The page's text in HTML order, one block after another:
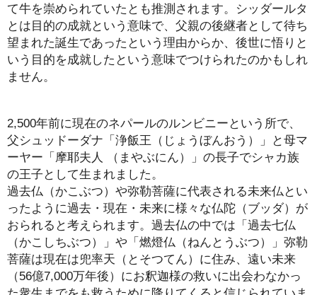
て牛を崇められていたとも推測されます。シッダールタ
とは目的の成就という意味で、父親の後継者として待ち
望まれた誕生であったという理由からか、後世に悟りと
いう目的を成就したという意味でつけられたのかもしれ
ません。
2,500年前に現在のネパールのルンビニーという所で、
父シュッドーダナ「浄飯王（じょうぼんおう）」と母マ
ーヤー「摩耶夫人 （まやぶにん）」の長子でシャカ族
の王子として生まれました。
過去仏（かこぶつ）や弥勒菩薩に代表される未来仏とい
ったように過去・現在・未来に様々な仏陀（ブッダ）が
おられると考えられます。過去仏の中では「過去七仏
（かこしちぶつ）」や「燃燈仏（ねんとうぶつ）」弥勒
菩薩は現在は兜率天（とそつてん）に住み、遠い未来
（56億7,000万年後）にお釈迦様の救いに出会わなかっ